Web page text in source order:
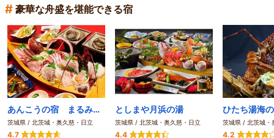
# 豪華な舟盛を堪能できる宿
あんこうの宿 まるみつ旅館
茨城県 / 北茨城・奥久慈・日立
4.7
としまや月浜の湯
茨城県 / 北茨城・奥久慈・日立
4.4
ひたち湯海
茨城県 / 北茨城・
4.2